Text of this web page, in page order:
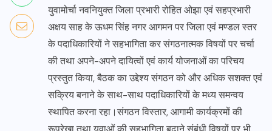
युवामोर्चा नवनियुक्त जिला प्रभारी रोहित ओझा एवं सहप्रभारी
अक्षय साह के ऊधम सिंह नगर आगमन पर जिला एवं मण्डल स्तर
के पदाधिकारियों ने सहभागिता कर संगठनात्मक विषयों पर चर्चा
की तथा अपने-अपने दायित्वों एवं कार्य योजनाओं का परिचय
प्रस्तुत किया, बैठक का उद्देश्य संगठन को और अधिक सशक्त एवं
सक्रिय बनाने के साथ-साथ पदाधिकारियों के मध्य समन्वय
स्थापित करना रहा।संगठन विस्तार, आगामी कार्यक्रमों की